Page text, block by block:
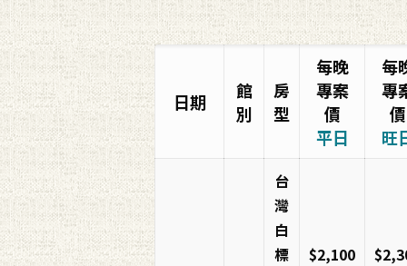
日期
館
別
房
型
每晚
專案
價
平日
每
專
價
旺
台
灣
白
標
$2,100